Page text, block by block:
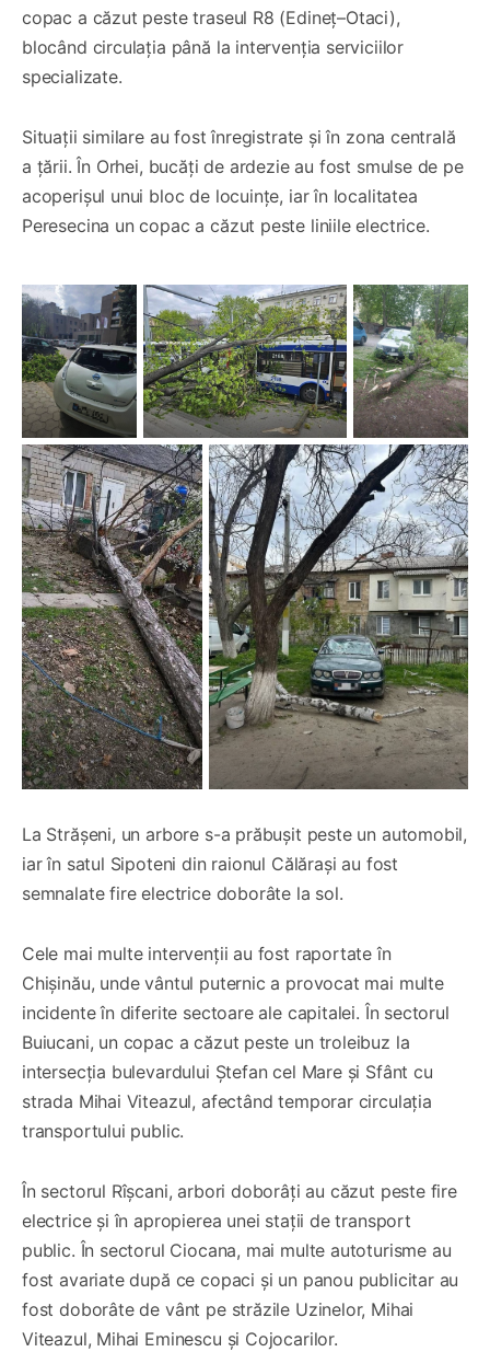
copac a căzut peste traseul R8 (Edineț–Otaci),
blocând circulația până la intervenția serviciilor
specializate.
Situații similare au fost înregistrate și în zona centrală
a țării. În Orhei, bucăți de ardezie au fost smulse de pe
acoperișul unui bloc de locuințe, iar în localitatea
Peresecina un copac a căzut peste liniile electrice.
La Strășeni, un arbore s-a prăbușit peste un automobil,
iar în satul Sipoteni din raionul Călărași au fost
semnalate fire electrice doborâte la sol.
Cele mai multe intervenții au fost raportate în
Chișinău, unde vântul puternic a provocat mai multe
incidente în diferite sectoare ale capitalei. În sectorul
Buiucani, un copac a căzut peste un troleibuz la
intersecția bulevardului Ștefan cel Mare și Sfânt cu
strada Mihai Viteazul, afectând temporar circulația
transportului public.
În sectorul Rîșcani, arbori doborâți au căzut peste fire
electrice și în apropierea unei stații de transport
public. În sectorul Ciocana, mai multe autoturisme au
fost avariate după ce copaci și un panou publicitar au
fost doborâte de vânt pe străzile Uzinelor, Mihai
Viteazul, Mihai Eminescu și Cojocarilor.